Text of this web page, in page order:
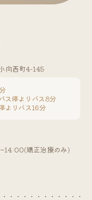
向西町4-145
ス停よりバス8分
よりバス16分
矯正治療のみ)